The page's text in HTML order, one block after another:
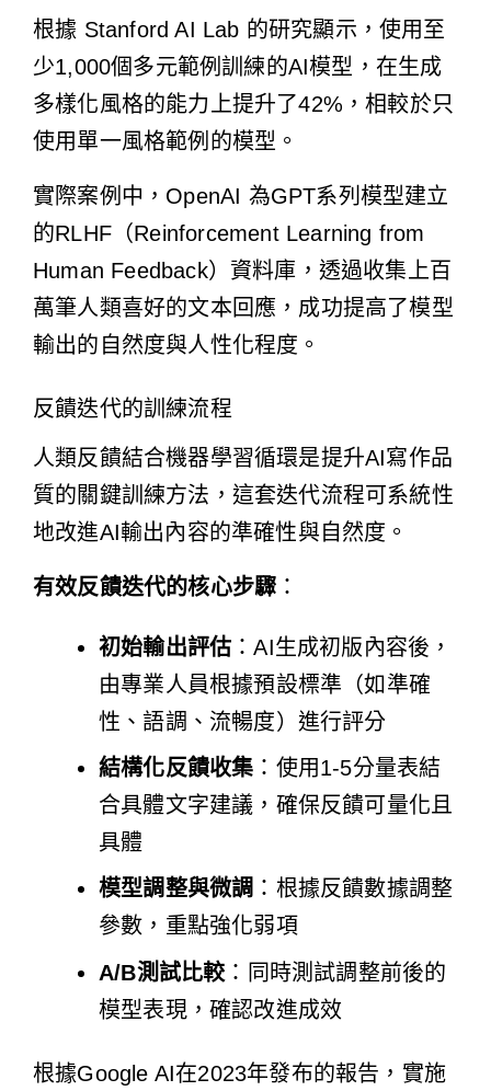
根據 Stanford AI Lab 的研究顯示，使用至
少1,000個多元範例訓練的AI模型，在生成
多樣化風格的能力上提升了42%，相較於只
使用單一風格範例的模型。
實際案例中，OpenAI 為GPT系列模型建立
的RLHF（Reinforcement Learning from
Human Feedback）資料庫，透過收集上百
萬筆人類喜好的文本回應，成功提高了模型
輸出的自然度與人性化程度。
反饋迭代的訓練流程
人類反饋結合機器學習循環是提升AI寫作品
質的關鍵訓練方法，這套迭代流程可系統性
地改進AI輸出內容的準確性與自然度。
有效反饋迭代的核心步驟 ：
初始輸出評估 ：AI生成初版內容後，
由專業人員根據預設標準（如準確
性、語調、流暢度）進行評分
結構化反饋收集 ：使用1-5分量表結
合具體文字建議，確保反饋可量化且
具體
模型調整與微調 ：根據反饋數據調整
參數，重點強化弱項
A/B測試比較 ：同時測試調整前後的
模型表現，確認改進成效
根據Google AI在2023年發布的報告，實施